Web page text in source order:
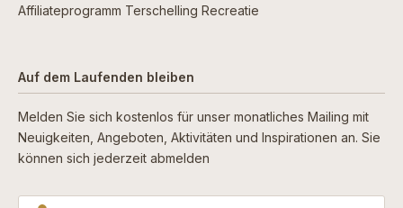
Affiliateprogramm Terschelling Recreatie
Auf dem Laufenden bleiben
Melden Sie sich kostenlos für unser monatliches Mailing mit
Neuigkeiten, Angeboten, Aktivitäten und Inspirationen an. Sie
können sich jederzeit abmelden